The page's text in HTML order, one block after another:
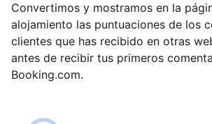
Convertimos y mostramos en la
alojamiento las puntuaciones de los
clientes que has recibido en otras
antes de recibir tus primeros
Booking.com.